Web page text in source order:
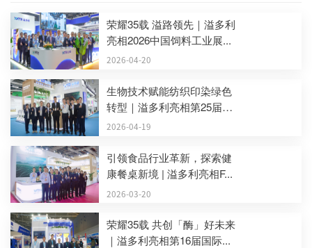
荣耀35载 溢路领先｜溢多利
亮相2026中国饲料工业展...
2026-04-20
生物技术赋能纺织印染绿色
转型｜溢多利亮相第25届
中...
2026-04-19
引领食品行业革新，探索健
康餐桌新境 | 溢多利亮相F...
2026-03-20
荣耀35载 共创「酶」好未来
｜溢多利亮相第16届国际...